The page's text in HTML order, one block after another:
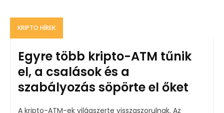
KRIPTO HÍREK
Egyre több kripto-ATM tűnik
el, a csalások és a
szabályozás söpörte el őket
A kripto-ATM-ek világszerte visszaszorulnak. Az